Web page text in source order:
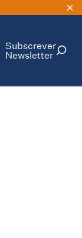
Subscrever
Newsletter